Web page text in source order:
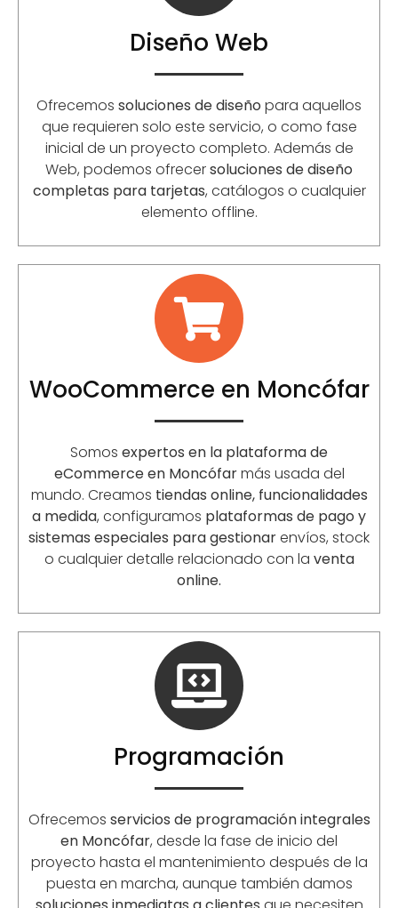
Diseño Web
Ofrecemos soluciones de diseño para aquellos
que requieren solo este servicio, o como fase
inicial de un proyecto completo. Además de
Web, podemos ofrecersoluciones de diseño
completas para tarjetas, catálogos o cualquier
elemento offline.
WooCommerce en Moncófar
Somos expertos en la plataforma de
eCommerce en Moncófarmás usada del
mundo. Creamos tiendas online, funcionalidades
a medida, configuramos plataformas de pago y
sistemas especiales para gestionarenvíos, stock
o cualquier detalle relacionado con la venta
online.
Programación
Ofrecemos servicios de programación integrales
en Moncófar, desde la fase de inicio del
proyecto hasta el mantenimiento después de la
puesta en marcha, aunque también damos